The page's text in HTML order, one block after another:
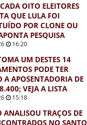
OITO ELEITORES
QUE LULA FOI
POR CLONE OU
PESQUISA
16:20
UM DESTES 14
PODE TER
A APOSENTADORIA DE
VEJA A LISTA
15:18
ANALISOU TRAÇOS DE
NO SANTO